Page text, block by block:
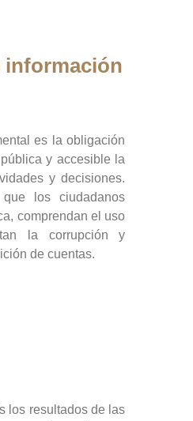
información
es la obligación
y accesible la
y decisiones.
los ciudadanos
comprendan el uso
la corrupción y
de cuentas.
los resultados de las